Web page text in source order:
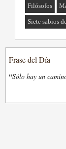
Filósofos
Siete sabios
Frase del Día
“Sólo hay un